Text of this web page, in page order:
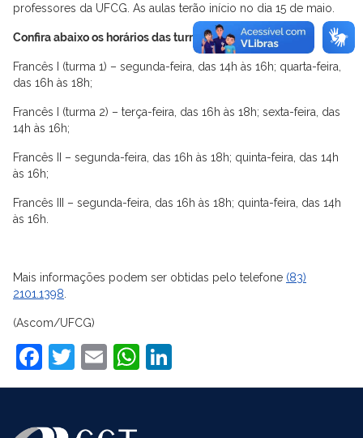
professores da UFCG. As aulas terão início no dia 15 de maio.
Confira abaixo os horários das turmas:
Francês I (turma 1) – segunda-feira, das 14h às 16h; quarta-feira,
das 16h às 18h;
Francês I (turma 2) – terça-feira, das 16h às 18h; sexta-feira, das
14h às 16h;
Francês II – segunda-feira, das 16h às 18h; quinta-feira, das 14h
às 16h;
Francês III – segunda-feira, das 16h às 18h; quinta-feira, das 14h
às 16h.
Mais informações podem ser obtidas pelo telefone (83)
2101.1398
(Ascom/UFCG)
Facebook
Twitter
EmailWhatsApp